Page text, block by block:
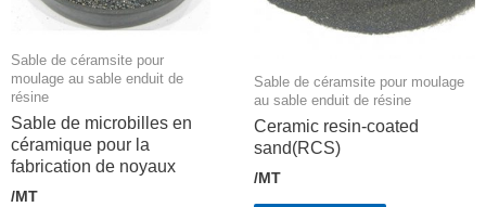
Sable de céramsite pour
moulage au sable enduit de
résine
Sable de microbilles en
céramique pour la
fabrication de noyaux
/MT
Sable de céramsite pour moulage
au sable enduit de résine
Ceramic resin-coated
sand(RCS)
/MT